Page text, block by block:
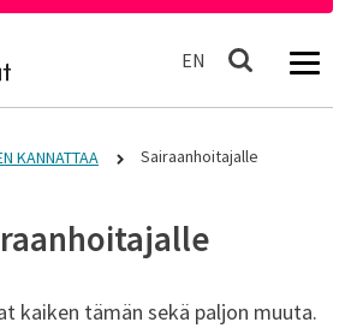
EN In English
Haku
KANNATTAA Sairaanhoitajalle
kaiken tämän sekä paljon muuta.